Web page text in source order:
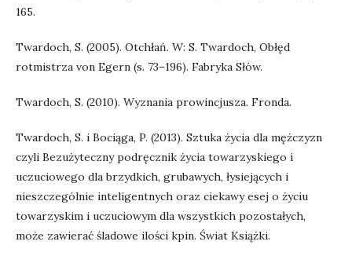
165.
Twardoch, S. (2005). Otchłań. W: S. Twardoch, Obłęd
rotmistrza von Egern (s. 73–196). Fabryka Słów.
Twardoch, S. (2010). Wyznania prowincjusza. Fronda.
Twardoch, S. i Bociąga, P. (2013). Sztuka życia dla mężczyzn
czyli Bezużyteczny podręcznik życia towarzyskiego i
uczuciowego dla brzydkich, grubawych, łysiejących i
nieszczególnie inteligentnych oraz ciekawy esej o życiu
towarzyskim i uczuciowym dla wszystkich pozostałych,
może zawierać śladowe ilości kpin. Świat Książki.